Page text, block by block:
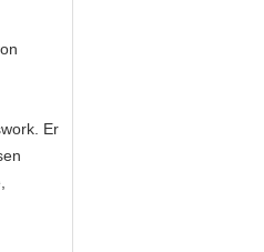
Er